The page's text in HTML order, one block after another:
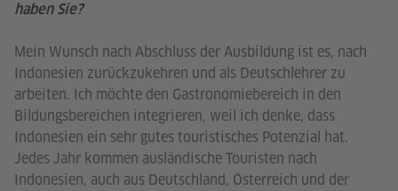
haben Sie?
Mein Wunsch nach Abschluss der Ausbildung ist es, nach
Indonesien zurückzukehren und als Deutschlehrer zu
arbeiten. Ich möchte den Gastronomiebereich in den
Bildungsbereichen integrieren, weil ich denke, dass
Indonesien ein sehr gutes touristisches Potenzial hat.
Jedes Jahr kommen ausländische Touristen nach
Indonesien, auch aus Deutschland, Österreich und der